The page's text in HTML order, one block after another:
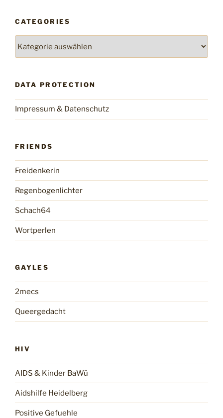
CATEGORIES
DATA PROTECTION
Impressum & Datenschutz
FRIENDS
Freidenkerin
Regenbogenlichter
Schach64
Wortperlen
GAYLES
2mecs
Queergedacht
HIV
AIDS & Kinder BaWü
Aidshilfe Heidelberg
Positive Gefuehle